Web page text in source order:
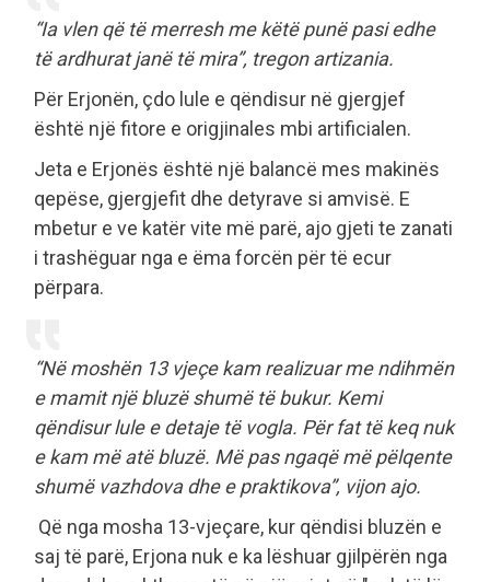
“Ia vlen që të merresh me këtë punë pasi edhe
të ardhurat janë të mira”, tregon artizania.
Për Erjonën, çdo lule e qëndisur në gjergjef
është një fitore e origjinales mbi artificialen.
Jeta e Erjonës është një balancë mes makinës
qepëse, gjergjefit dhe detyrave si amvisë. E
mbetur e ve katër vite më parë, ajo gjeti te zanati
i trashëguar nga e ëma forcën për të ecur
përpara.
“Në moshën 13 vjeçe kam realizuar me ndihmën
e mamit një bluzë shumë të bukur. Kemi
qëndisur lule e detaje të vogla. Për fat të keq nuk
e kam më atë bluzë. Më pas ngaqë më pëlqente
shumë vazhdova dhe e praktikova”, vijon ajo.
Që nga mosha 13-vjeçare, kur qëndisi bluzën e
saj të parë, Erjona nuk e ka lëshuar gjilpërën nga